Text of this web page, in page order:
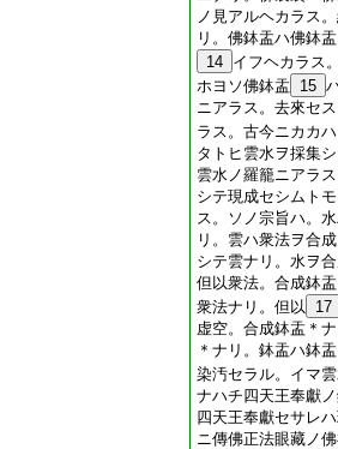
ノ見アルヘカラス
リ。佛鉢盂ハ佛鉢
14 イフヘカラス
ホヨソ佛鉢盂 15
ニアラス。去來セ
ラス。古今ニカカ
タトヒ雲水ヲ採集
雲水ノ羅籠ニアラ
シテ現成セシムト
ス。ソノ宗旨ハ。
リ。雲ハ衆法ヲ合
シテ雲ナリ。水ヲ
但以衆法。合成鉢
衆法ナリ。但以
17
虚空。合成鉢盂＊
＊ナリ。鉢盂ハ鉢
染汚セラル。イマ
ナハチ四天王奉獻
四天王奉獻セサレ
ニ傳佛正法眼藏ノ